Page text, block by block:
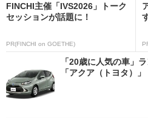
FINCHI主催「IVS2026」トーク
セッションが話題に！
PR(FINCHI on GOETHE)
「20歳に人気の車」
「アクア（トヨタ）